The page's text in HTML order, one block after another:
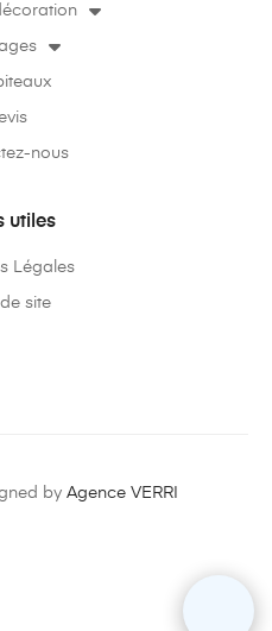
nous
utiles
Légales
site
by Agence VERRI